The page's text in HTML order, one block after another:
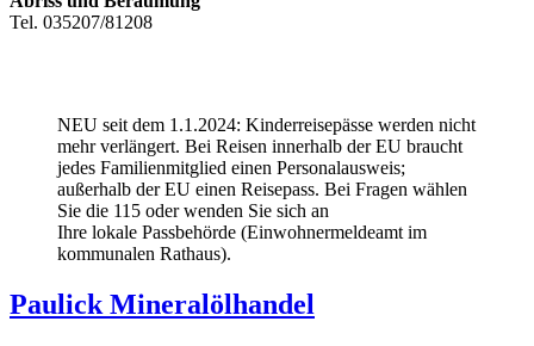
Tel. 035207/81208
NEU seit dem 1.1.2024: Kinderreisepässe werden nicht
mehr verlängert. Bei Reisen innerhalb der EU braucht
jedes Familienmitglied einen Personalausweis;
außerhalb der EU einen Reisepass. Bei Fragen wählen
Sie die 115 oder wenden Sie sich an
Ihre lokale Passbehörde (Einwohnermeldeamt im
kommunalen Rathaus).
Paulick Mineralölhandel